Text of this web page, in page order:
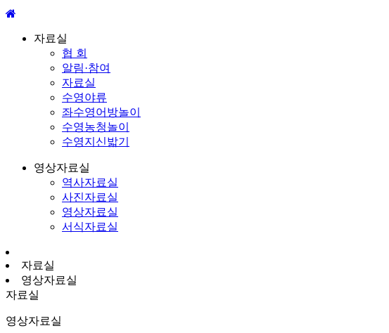
자료실
협 회
알림·참여
자료실
수영야류
좌수영어방놀이
수영농청놀이
수영지신밟기
영상자료실
역사자료실
사진자료실
영상자료실
서식자료실
자료실
영상자료실
자료실
영상자료실